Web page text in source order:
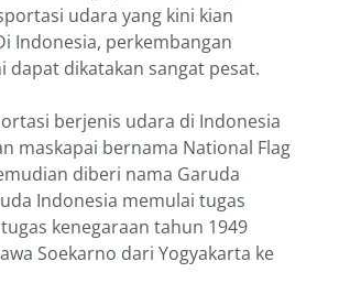
udara yang kini kian
Indonesia, perkembangan
dikatakan sangat pesat.
berjenis udara di Indonesia
maskapai bernama National Flag
diberi nama Garuda
Indonesia memulai tugas
kenegaraan tahun 1949
Soekarno dari Yogyakarta ke